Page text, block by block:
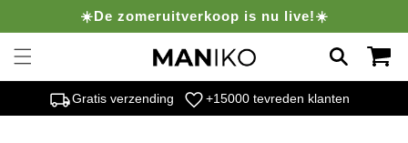
naar de
content
☀️De zomeruitverkoop is nu live!☀️
local_shippingGratis verzending favorite+15000 tevreden klanten